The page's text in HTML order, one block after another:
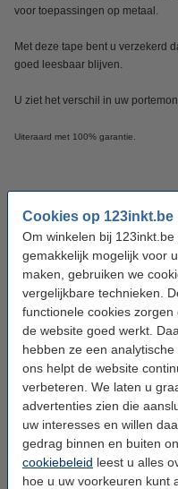
Cookies op 123inkt.be
Om winkelen bij 123inkt.be
gemakkelijk mogelijk voor
maken, gebruiken we
vergelijkbare technieken.
functionele cookies zorgen
de website goed werkt.
hebben ze een
ons helpt de website
verbeteren. We laten u
advertenties zien die
uw interesses en willen
gedrag binnen en buiten
cookiebeleid leest u alles
hoe u uw voorkeuren kunt
voor toepassingen op metaal.
Met deze tape bent u verzekerd
goed leesbaar blijven.
U ziet het verschil in uw
Uiteraard met 100% garantie.
Toepassing:
Merk:
Soort:
Tapekleur: wit
Tekenkleur: zwart
6 mm
Tapelengte: 8
Nummer: